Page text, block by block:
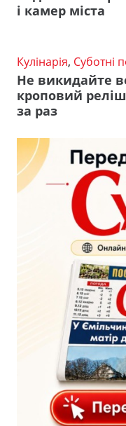
і камер міста
Кулінарія, Суботні
Не викидайте
кроповий
за раз